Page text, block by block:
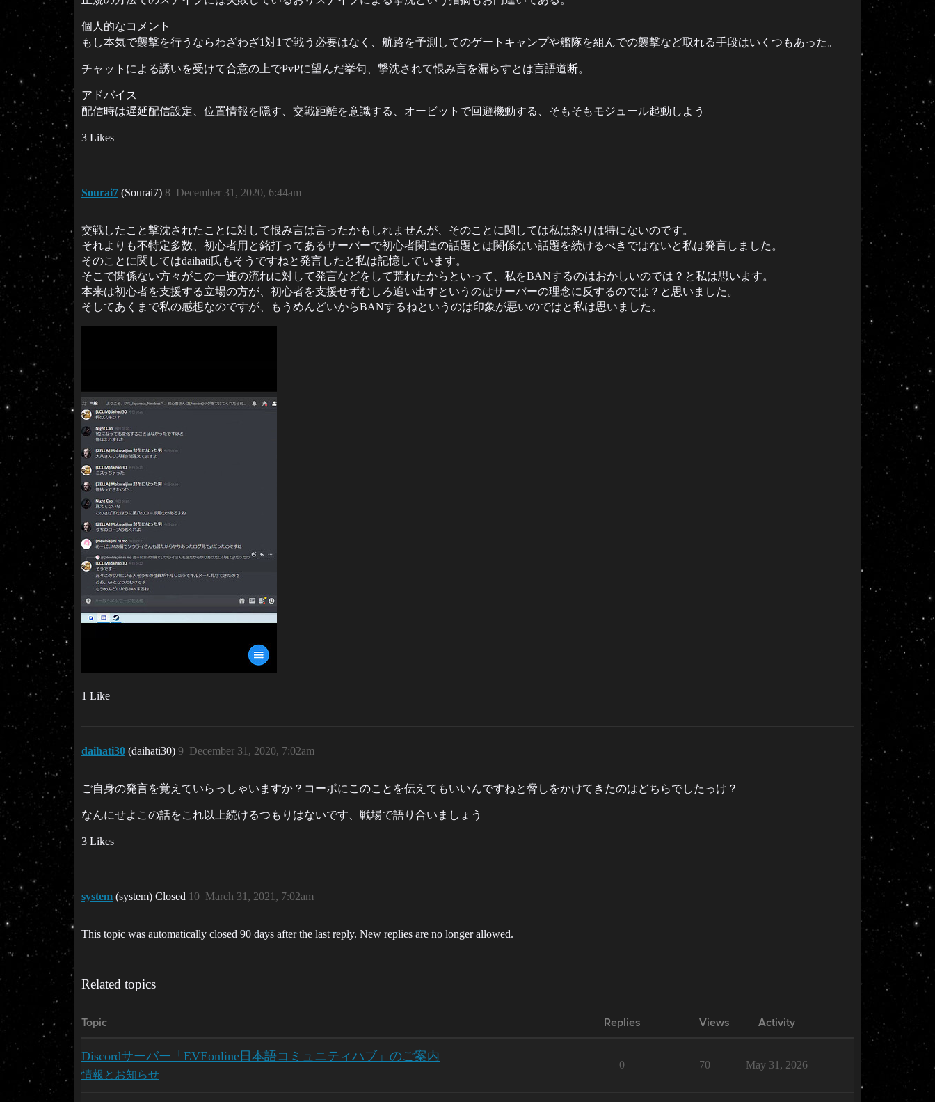
個人的なコメント
もし本気で襲撃を行うならわざわざ1対1で戦う必要はなく、航路を予測してのゲートキャンプや艦隊を組んでの襲撃など取れる手段はいくつもあった。
チャットによる誘いを受けて合意の上でPvPに望んだ挙句、撃沈されて恨み言を漏らすとは言語道断。
アドバイス
配信時は遅延配信設定、位置情報を隠す、交戦距離を意識する、オービットで回避機動する、そもそもモジュール起動しよう
3 Likes
Sourai7 (Sourai7) December 31, 2020, 6:44am
8
交戦したこと撃沈されたことに対して恨み言は言ったかもしれませんが、そのことに関しては私は怒りは特にないのです。
それよりも不特定多数、初心者用と銘打ってあるサーバーで初心者関連の話題とは関係ない話題を続けるべきではないと私は発言しました。
そのことに関してはdaihati氏もそうですねと発言したと私は記憶しています。
そこで関係ない方々がこの一連の流れに対して発言などをして荒れたからといって、私をBANするのはおかしいのでは？と私は思います。
本来は初心者を支援する立場の方が、初心者を支援せずむしろ追い出すというのはサーバーの理念に反するのでは？と思いました。
そしてあくまで私の感想なのですが、もうめんどいからBANするねというのは印象が悪いのではと私は思いました。
1 Like
daihati30 (daihati30) December 31, 2020, 7:02am
9
ご自身の発言を覚えていらっしゃいますか？コーポにこのことを伝えてもいいんですねと脅しをかけてきたのはどちらでしたっけ？
なんにせよこの話をこれ以上続けるつもりはないです、戦場で語り合いましょう
3 Likes
system (system) Closed March 31, 2021, 7:02am
10
This topic was automatically closed 90 days after the last reply. New replies are no longer allowed.
Related topics
Topic Replies Views Activity
Discordサーバー「EVEonline日本語コミュニティハブ」のご案内
情報とお知らせ
0 70 May 31, 2026